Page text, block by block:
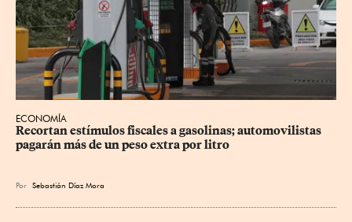
ECONOMÍA
Recortan estímulos fiscales a gasolinas; automovilistas
pagarán más de un peso extra por litro
Por Sebastián Díaz Mora